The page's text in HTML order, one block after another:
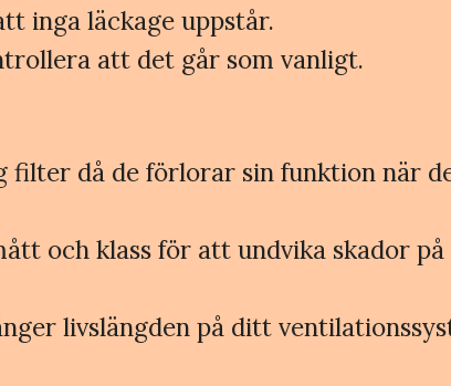
inga läckage uppstår.
att det går som vanligt.
filter då de förlorar sin funktion när
och klass för att undvika skador
livslängden på ditt